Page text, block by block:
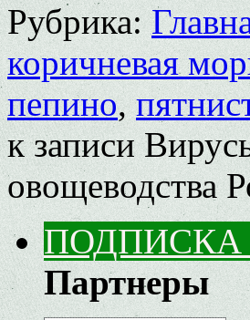
Рубрика:
коричневая
пепино,
к записи
овощеводства
Партнеры